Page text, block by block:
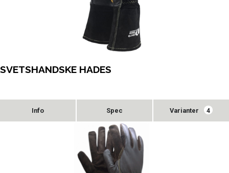
SVETSHANDSKE HADES
Varianter 4